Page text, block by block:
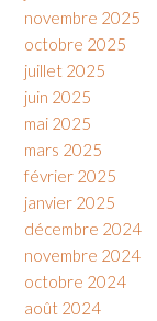
novembre 2025
octobre 2025
juillet 2025
juin 2025
mai 2025
mars 2025
février 2025
janvier 2025
décembre 2024
novembre 2024
octobre 2024
août 2024